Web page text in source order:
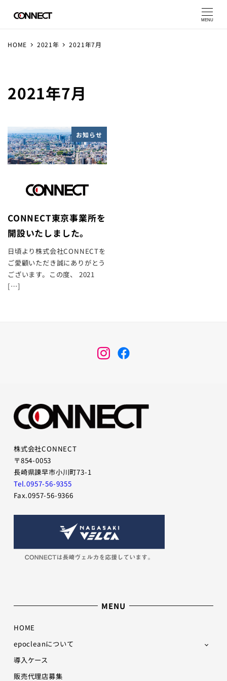
MENU
HOME 2021年 2021年7月
2021年7月
お知らせ
CONNECT東京事業所を
開設いたしました。
日頃より株式会社CONNECTを
ご愛顧いただき誠にありがとう
ございます。この度、 2021
[…]
メ
ニ
項
目
メ
項
目
株式会社CONNECT
〒854-0053
長崎県諫早市小川町73-1
Tel.0957-56-9355
Fax.0957-56-9366
MENU
HOME
epocleanについて
導入ケース
販売代理店募集